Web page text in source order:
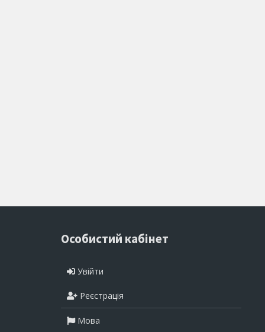
Особистий кабінет
Увійти
Реєстрація
Мова